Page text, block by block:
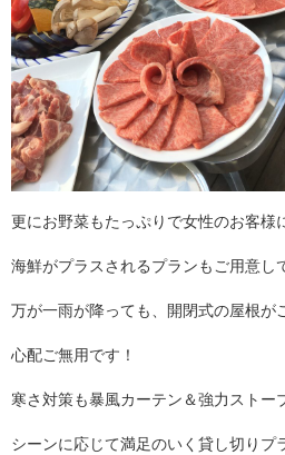
更にお野菜もたっぷりで女性のお客様
海鮮がプラスされるプランもご用意し
万が一雨が降っても、開閉式の屋根が
心配ご無用です！
寒さ対策も暴風カーテン＆強力ストー
シーンに応じて満足のいく貸し切りプ